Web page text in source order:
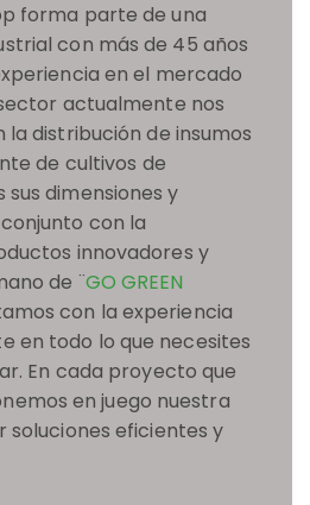
forma parte de una
con más de 45 años
en el mercado
actualmente nos
la distribución de insumos
de cultivos de
dimensiones y
con la
innovadores y
de ¨GO GREEN
con la experiencia
en todo lo que necesites
En cada proyecto que
en juego nuestra
soluciones eficientes y